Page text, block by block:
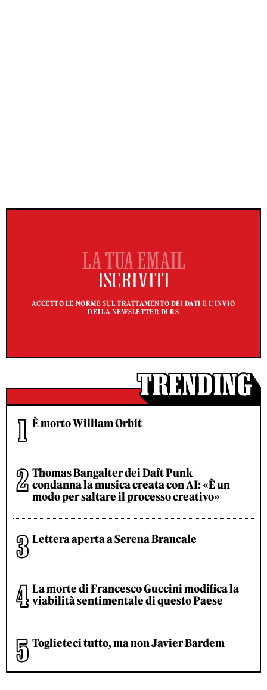
ACCETTO LE NORME SUL TRATTAMENTO DEI DATI E L'INVIO
DELLA NEWSLETTER DI RS
È morto William Orbit
Thomas Bangalter dei Daft Punk
condanna la musica creata con AI: «È un
modo per saltare il processo creativo»
Lettera aperta a Serena Brancale
La morte di Francesco Guccini modifica la
viabilità sentimentale di questo Paese
Toglieteci tutto, ma non Javier Bardem